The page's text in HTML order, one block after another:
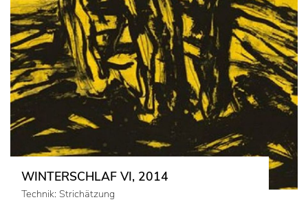
WINTERSCHLAF VI, 2014
Technik: Strichätzung